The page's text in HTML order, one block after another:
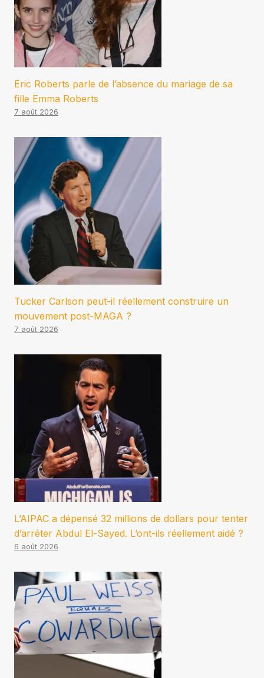
Eric Roberts parle de l’absence du mariage de sa
fille Emma Roberts
7 août 2026
Tucker Carlson peut-il réellement construire un
mouvement post-MAGA ?
7 août 2026
L’AIPAC a dépensé 32 millions de dollars pour tenter
d’arrêter Abdul El-Sayed. L’ont-ils réellement aidé ?
6 août 2026